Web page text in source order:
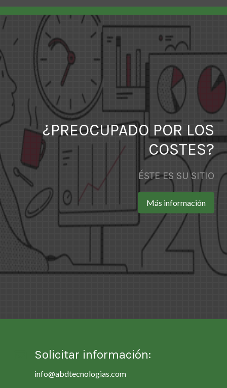
¿PREOCUPADO POR LOS
COSTES?
ÉSTE ES SU SITIO
Más información
Solicitar información:
info@abdtecnologias.com